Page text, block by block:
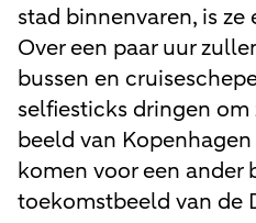
stad binnenvaren, is
Over een paar uur
bussen en
selfiesticks dringen
beeld van
komen voor een ander
toekomstbeeld van de